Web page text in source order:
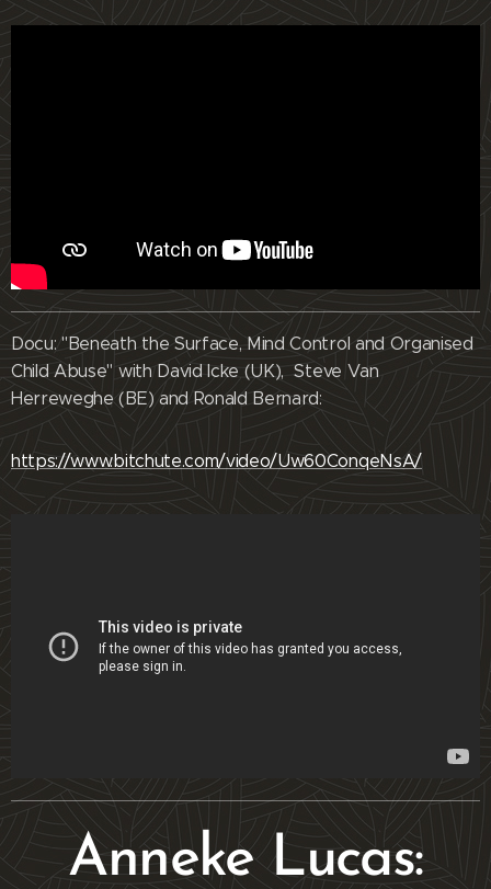
Docu: "Beneath the Surface, Mind Control and Organised
Child Abuse" with David Icke (UK), Steve Van
Herreweghe (BE) and Ronald Bernard:
https://www.bitchute.com/video/Uw60ConqeNsA/
Anneke Lucas: